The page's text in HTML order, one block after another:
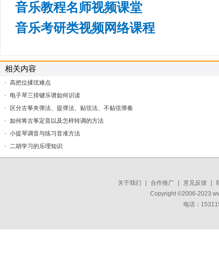
音乐教程名师视频课堂
音乐考研类视频网络课程
相关内容
高把位揉弦难点
电子琴三排键乐谱如何识读
区分古筝夹弹法、提弹法、贴弦法、不贴弦弹奏
如何将古筝定音以及怎样转调的方法
小提琴调音与练习音准方法
二胡学习的乐理知识
关于我们 合作推广 意见反馈
Copyright ©2006-2023
电话：